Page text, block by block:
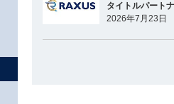
タイトルパート
2026年7月23日